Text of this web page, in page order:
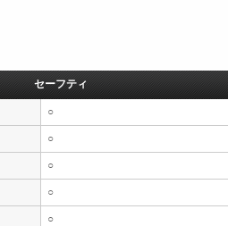
セーフティ
○
○
○
○
○